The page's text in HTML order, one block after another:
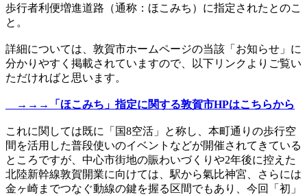
歩行者利便増進道路（通称：ほこみち）に指定されたとのこ
と。
詳細については、敦賀市ホームページの当該「お知らせ」に
分かりやすく掲載されていますので、以下リンクよりご覧い
ただければと思います。
→→→「ほこみち」指定に関する敦賀市HPはこちらから
これに関しては既に「国8空活」と称し、本町通りの歩行空
間を活用した普段使いのイベントなどが開催されてきている
ところですが、中心市街地の賑わいづくりや2年後に控えた
北陸新幹線敦賀開業に向けては、駅から氣比神宮、さらには
金ヶ崎までつなぐ動線の鍵を握る区間でもあり、今回「初」